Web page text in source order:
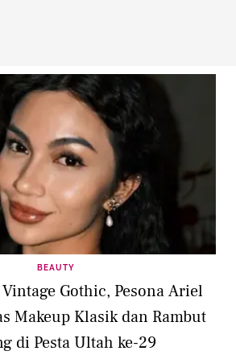
BEAUTY
Gothic, Pesona Ariel
Makeup Klasik dan Rambut
di Pesta Ultah ke-29